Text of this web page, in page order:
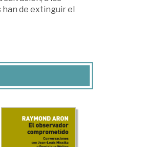
han de extinguir el